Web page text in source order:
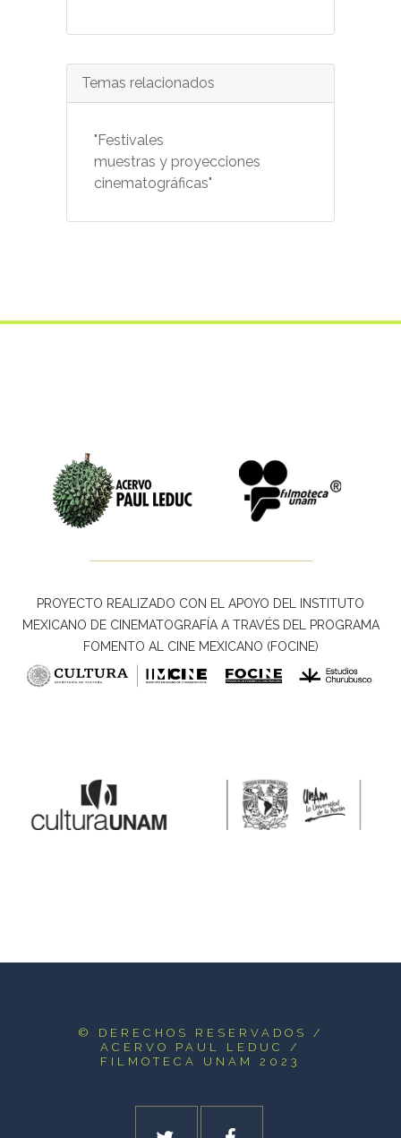
Temas relacionados
"Festivales
muestras y proyecciones
cinematográficas"
PROYECTO REALIZADO CON EL APOYO DEL INSTITUTO
MEXICANO DE CINEMATOGRAFÍA A TRAVÉS DEL PROGRAMA
FOMENTO AL CINE MEXICANO (FOCINE)
© DERECHOS RESERVADOS
/
ACERVO PAUL LEDUC /
FILMOTECA UNAM 2023